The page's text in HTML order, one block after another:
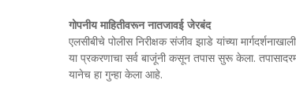
गोपनीय माहितीवरून नातजावई जेरबंद
एलसीबीचे पोलीस निरीक्षक संजीव झाडे यांच्या
या प्रकरणाचा सर्व बाजूंनी कसून तपास सुरू केला.
यानेच हा गुन्हा केला आहे.